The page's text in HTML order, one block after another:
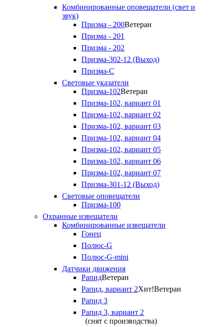
Комбинированные оповещатели (свет и
звук)
Призма - 200Ветеран
Призма - 201
Призма - 202
Призма-302-12 (Выход)
Призма-С
Световые указатели
Призма-102Ветеран
Призма-102, вариант 01
Призма-102, вариант 02
Призма-102, вариант 03
Призма-102, вариант 04
Призма-102, вариант 05
Призма-102, вариант 06
Призма-102, вариант 07
Призма-301-12 (Выход)
Световые оповещатели
Призма-100
Охранные извещатели
Комбинированные извещатели
Гонец
Полюс-G
Полюс-G-mini
Датчики движения
РапидВетеран
Рапид, вариант 2Хит!Ветеран
Рапид 3
Рапид 3, вариант 2
(снят с производства)